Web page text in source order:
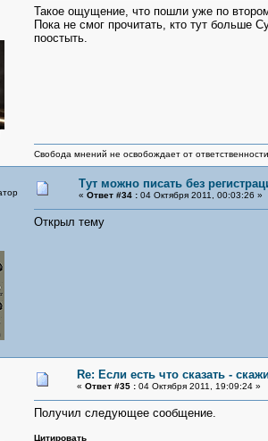
Такое ощущение, что пошли уже по
Пока не смог прочитать, кто тут больше
поостыть.
Свобода мнений не освобождает от
Тут можно писать без
« Ответ #34 :04 Октября 2011, 00:03:26 »
Открыл тему
Re: Если есть что сказать -
« Ответ #35 :04 Октября 2011, 19:09:24 »
Получил следующее сообщение.
Цитировать